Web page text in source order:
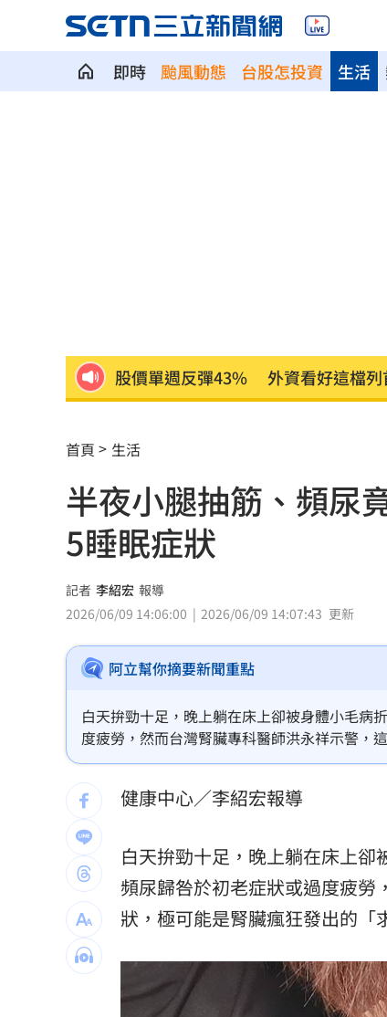
即時 颱風動態 台股怎投資 生活
股價單週反彈43% 外資看好這檔列
颱風發威！陽明山風強雨驟 包商冒雨
不用熬夜操盤！ 那斯達克拍板23小
《勸世三姊妹》進軍百老匯 驚人代價
新／高雄旅館命案！長租男全裸倒臥浴
問AI種田出事 老農照配方噴藥結果全
命理師曝鬼月8禁忌示警：這件事千萬
柯文哲拒不道歉還爆粗口 吳思瑤說
早知疫苗採購困境？蔣萬安：資料都
經紀人車內強吻女星挨告！最終栽在
李茂珍槓上前東家 21億韓元官司將
拔老樹吹歪電線杆！學者曝淡水龍捲
台灣彩券開獎直播中 20:31
首頁 生活
半夜小腿抽筋、頻
5睡眠症狀
記者 李紹宏 報導
2026/06/09 14:06:00
2026/06/09 14:07:43 更新
阿立幫你摘要新聞重點
白天拚勁十足，晚上躺在床上卻被身體小毛病
度疲勞，然而台灣腎臟專科醫師洪永祥示警，
健康中心／李紹宏報導
白天拚勁十足，晚上躺在床上卻
頻尿歸咎於初老症狀或過度疲勞
狀，極可能是腎臟瘋狂發出的「